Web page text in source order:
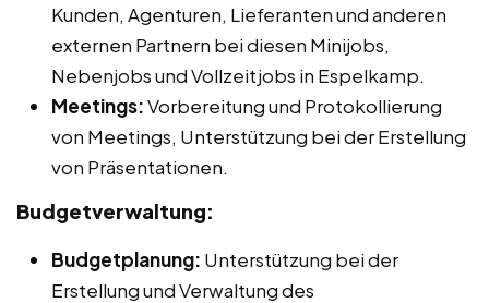
Kunden, Agenturen, Lieferanten und anderen
externen Partnern bei diesen Minijobs,
Nebenjobs und Vollzeitjobs in Espelkamp.
Meetings:Vorbereitung und Protokollierung
von Meetings, Unterstützung bei der Erstellung
von Präsentationen.
Budgetverwaltung:
Budgetplanung: Unterstützung bei der
Erstellung und Verwaltung des